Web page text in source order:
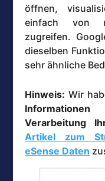
öffnen,
einfach von
zugreifen.
dieselben
sehr ähnliche
Hinweis: Wir
Verarbeitung
Artikel zum
eSense Daten